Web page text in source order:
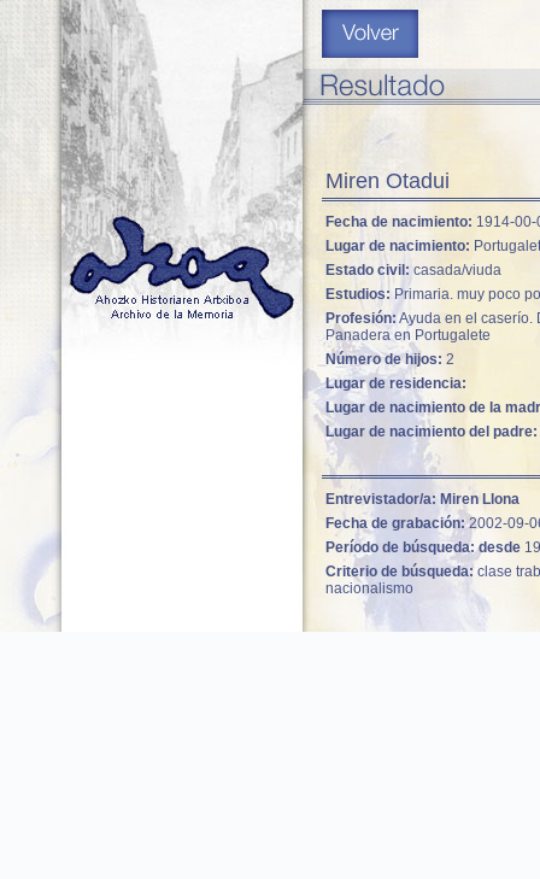
Miren Otadui
Fecha de nacimiento: 1914-00-
Lugar de nacimiento:
Estado civil: casada/viuda
Estudios: Primaria. muy poco
Profesión: Ayuda en el caserío.
Panadera en Portugalete
Número de hijos: 2
Lugar de residencia:
Lugar de nacimiento de la
Lugar de nacimiento del padre:
Entrevistador/a: Miren Llona
Fecha de grabación:2002-09-
Período de búsqueda: desde
Criterio de búsqueda: clase
nacionalismo